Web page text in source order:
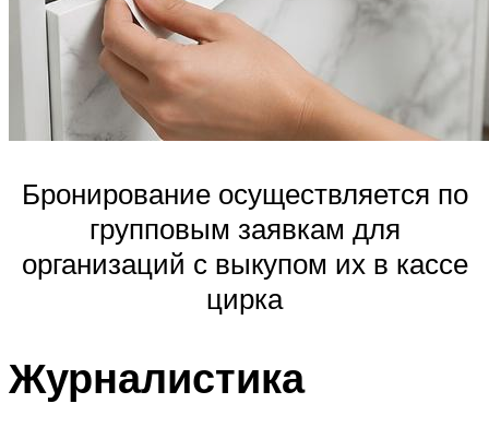
Бронирование осуществляется по
групповым заявкам для
организаций с выкупом их в кассе
цирка
Журналистика